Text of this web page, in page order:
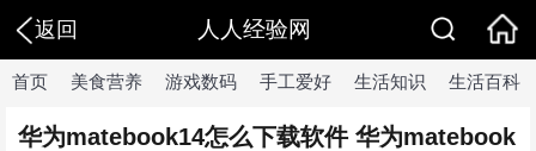
返回 人人经验网
首页 美食营养 游戏数码 手工爱好 生活知识 生活百科
华为matebook14怎么下载软件 华为matebook